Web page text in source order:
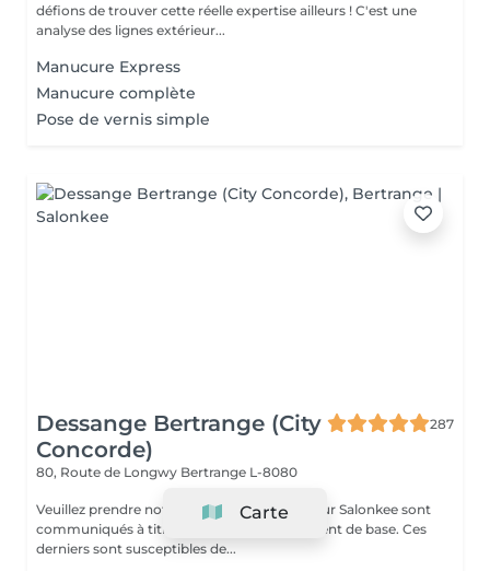
défions de trouver cette réelle expertise ailleurs ! C'est une
analyse des lignes extérieur...
Manucure Express
Manucure complète
Pose de vernis simple
Dessange Bertrange (City
Concorde)
287
80, Route de Longwy Bertrange L-8080
Veuillez prendre note que les prix indiqués sur Salonkee sont
communiqués à titre informatif et s'entendent de base. Ces
derniers sont susceptibles de...
Carte